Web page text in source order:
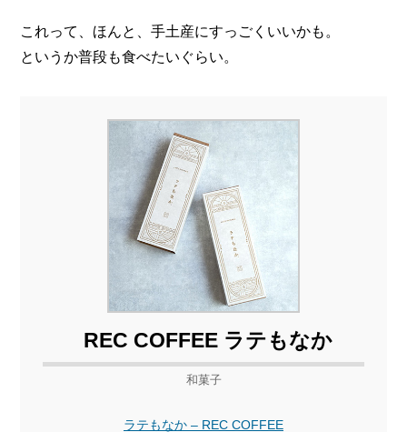
これって、ほんと、手土産にすっごくいいかも。
というか普段も食べたいぐらい。
REC COFFEE ラテもなか
和菓子
ラテもなか – REC COFFEE